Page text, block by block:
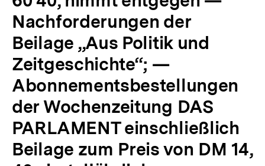
Nachforderungen der
Beilage „Aus Politik und
Zeitgeschichte“; —
Abonnementsbestellungen
der Wochenzeitung DAS
PARLAMENT einschließlich
Beilage zum Preis von DM 14,